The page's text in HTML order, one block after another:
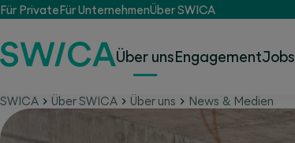
Für PrivateFür UnternehmenÜber SWICA
Über unsEngagementJobs
SWICA Über SWICA Über uns News & Medien